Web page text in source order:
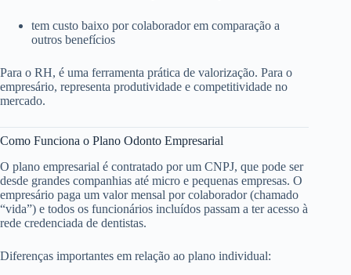
tem custo baixo por colaborador em comparação a
outros benefícios
Para o RH, é uma ferramenta prática de valorização. Para o
empresário, representa produtividade e competitividade no
mercado.
Como Funciona o Plano Odonto Empresarial
O plano empresarial é contratado por um CNPJ, que pode ser
desde grandes companhias até micro e pequenas empresas. O
empresário paga um valor mensal por colaborador (chamado
“vida”) e todos os funcionários incluídos passam a ter acesso à
rede credenciada de dentistas.
Diferenças importantes em relação ao plano individual: